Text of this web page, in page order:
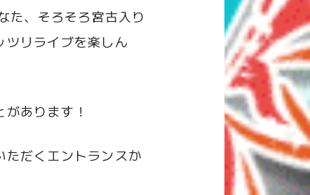
、そろそろ宮古入り
ツリライブを楽しん
あります！
だくエントランスか